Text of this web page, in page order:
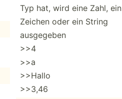
Typ hat, wird eine Zahl, ein
Zeichen oder ein String
ausgegeben
>>4
>>a
>>Hallo
>>3,46